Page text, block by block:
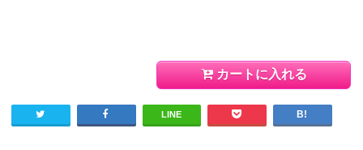
カートに入れる
LINE